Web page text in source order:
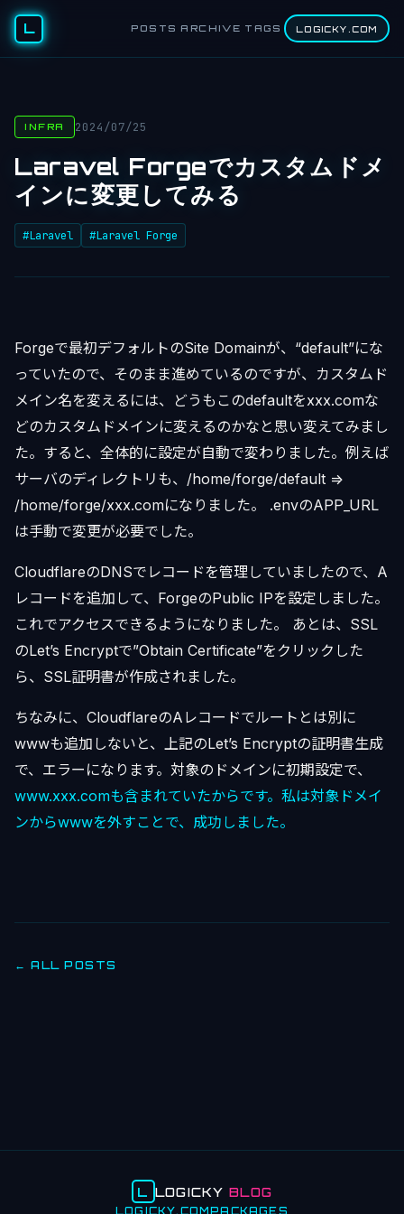
L POSTS ARCHIVE TAGS LOGICKY.COM
INFRA 2024/07/25
Laravel Forgeでカスタムドメ
インに変更してみる
#Laravel #Laravel Forge
Forgeで最初デフォルトのSite Domainが、“default”にな
っていたので、そのまま進めているのですが、カスタムド
メイン名を変えるには、どうもこのdefaultをxxx.comな
どのカスタムドメインに変えるのかなと思い変えてみまし
た。すると、全体的に設定が自動で変わりました。例えば
サーバのディレクトリも、/home/forge/default =>
/home/forge/xxx.comになりました。 .envのAPP_URL
は手動で変更が必要でした。
CloudflareのDNSでレコードを管理していましたので、A
レコードを追加して、ForgeのPublic IPを設定しました。
これでアクセスできるようになりました。 あとは、SSL
のLet’s Encryptで”Obtain Certificate”をクリックした
ら、SSL証明書が作成されました。
ちなみに、CloudflareのAレコードでルートとは別に
wwwも追加しないと、上記のLet’s Encryptの証明書生成
で、エラーになります。対象のドメインに初期設定で、
www.xxx.comも含まれていたからです。私は対象ドメイ
ンからwwwを外すことで、成功しました。
← ALL POSTS
L LOGICKYBLOG
LOGICKY.COM PACKAGES